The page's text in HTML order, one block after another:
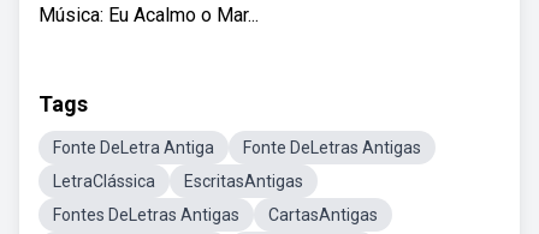
Música: Eu Acalmo o Mar...
Tags
Fonte DeLetra Antiga
Fonte DeLetras Antigas
LetraClássica
EscritasAntigas
Fontes DeLetras Antigas
CartasAntigas